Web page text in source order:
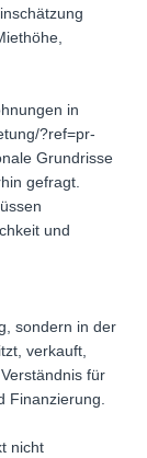
in
?ref=pr-
Grundrisse
gefragt.
und
sondern in der
verkauft,
für
Finanzierung.
nicht